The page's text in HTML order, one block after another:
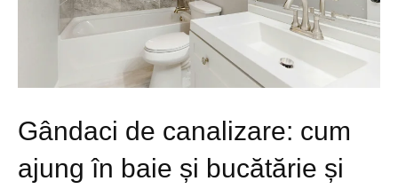
Gândaci de canalizare: cum
ajung în baie și bucătărie și